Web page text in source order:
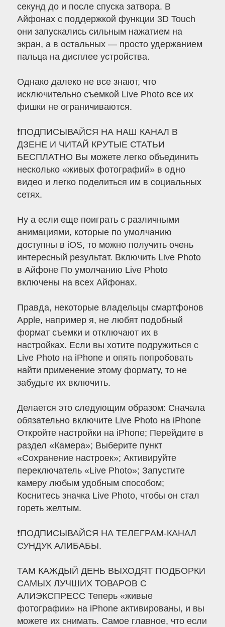
секунд до и после спуска затвора. В
Айфонах с поддержкой функции 3D Touch
они запускались сильным нажатием на
экран, а в остальных — просто удержанием
пальца на дисплее устройства.
Однако далеко не все знают, что
исключительно съемкой Live Photo все их
фишки не ограничиваются.
❗ПОДПИСЫВАЙСЯ НА НАШ КАНАЛ В
ДЗЕНЕ И ЧИТАЙ КРУТЫЕ СТАТЬИ
БЕСПЛАТНО Вы можете легко объединить
несколько «живых фотографий» в одно
видео и легко поделиться им в социальных
сетях.
Ну а если еще поиграть с различными
анимациями, которые по умолчанию
доступны в iOS, то можно получить очень
интересный результат. Включить Live Photo
в Айфоне По умолчанию Live Photo
включены на всех Айфонах.
Правда, некоторые владельцы смартфонов
Apple, например я, не любят подобный
формат съемки и отключают их в
настройках. Если вы хотите подружиться с
Live Photo на iPhone и опять попробовать
найти применение этому формату, то не
забудьте их включить.
Делается это следующим образом: Сначала
обязательно включите Live Photo на iPhone
Откройте настройки на iPhone; Перейдите в
раздел «Камера»; Выберите пункт
«Сохранение настроек»; Активируйте
переключатель «Live Photo»; Запустите
камеру любым удобным способом;
Коснитесь значка Live Photo, чтобы он стал
гореть желтым.
❗ПОДПИСЫВАЙСЯ НА ТЕЛЕГРАМ-КАНАЛ
СУНДУК АЛИБАБЫ.
ТАМ КАЖДЫЙ ДЕНЬ ВЫХОДЯТ ПОДБОРКИ
САМЫХ ЛУЧШИХ ТОВАРОВ С
АЛИЭКСПРЕСС Теперь «живые
фотографии» на iPhone активированы, и вы
можете их снимать. Самое главное, что если